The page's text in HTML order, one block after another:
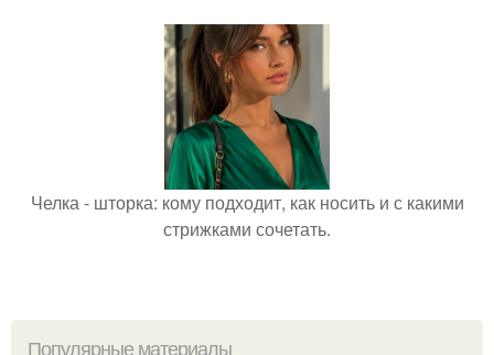
Челка - шторка: кому подходит, как носить и с какими
стрижками сочетать.
Популярные материалы